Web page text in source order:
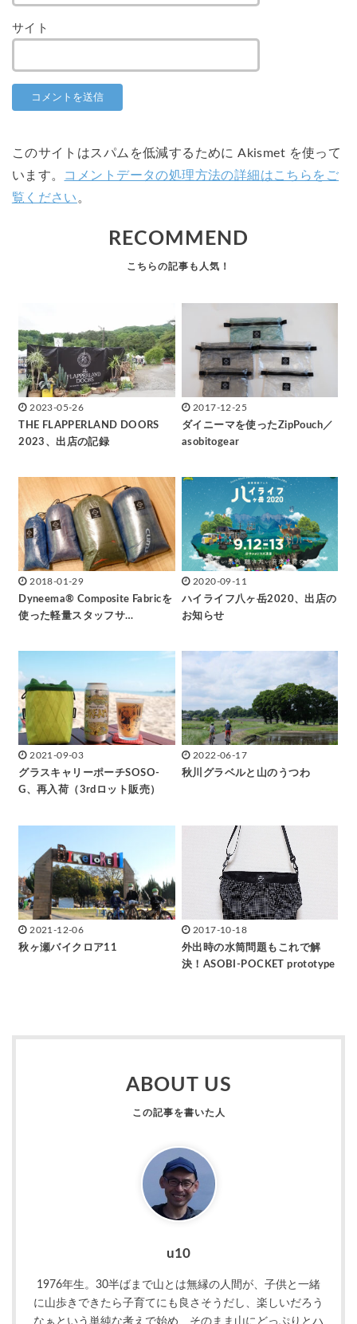
サイト
このサイトはスパムを低減するために Akismet を使って
います。 コメントデータの処理方法の詳細はこちらをご
覧ください。
RECOMMEND
2023-05-26
THE FLAPPERLAND DOORS
2023、出店の記録
2017-12-25
ダイニーマを使ったZipPouch／
asobitogear
2018-01-29
Dyneema® Composite Fabricを
使った軽量スタッフサ…
2020-09-11
ハイライフ八ヶ岳2020、出店の
お知らせ
2021-09-03
グラスキャリーポーチSOSO-
G、再入荷（3rdロット販売）
2022-06-17
秋川グラベルと山のうつわ
2021-12-06
秋ヶ瀬バイクロア11
2017-10-18
外出時の水筒問題もこれで解
決！ASOBI-POCKET prototype
ABOUT US
u10
1976年生。30半ばまで山とは無縁の人間が、子供と一緒
に山歩きできたら子育てにも良さそうだし、楽しいだろう
なぁという単純な考えで始め、そのまま山にどっぷりとハ